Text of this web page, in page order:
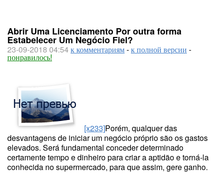
Abrir Uma Licenciamento Por outra forma
Estabelecer Um Negócio Fiel?
23-09-2018 04:54к комментариям-к полной версии -
понравилось!
[x233]Porém, qualquer das
desvantagens de iniciar um negócio próprio são os gastos
elevados. Será fundamental conceder determinado
certamente tempo e dinheiro para criar a aptidão e torná-la
conhecida no supermercado, para que assim, gere ganho.